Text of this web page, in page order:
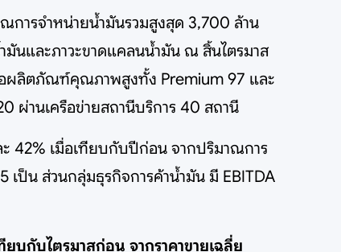
การจำหน่ายน้ำมันรวมสูงสุด 3,700 ล้าน
มันและภาวะขาดแคลนน้ำมัน ณ สิ้นไตรมาส
อผลิตภัณฑ์คุณภาพสูงทั้ง Premium 97 และ
ผ่านเครือข่ายสถานีบริการ 40 สถานี
42% เมื่อเทียบกับปีก่อน จากปริมาณการ
เป็น ส่วนกลุ่มธุรกิจการค้าน้ำมัน มี EBITDA
บกับไตรมาสก่อน จากราคาขายเฉลี่ย